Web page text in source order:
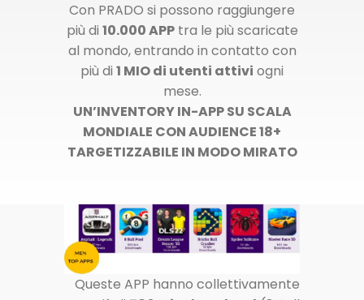
Con PRADO si possono raggiungere
più di 10.000 APPtra le più scaricate
al mondo, entrando in contatto con
più di 1 MIO di utenti attivi ogni
mese.
UN’INVENTORY IN-APP SU SCALA
MONDIALE CON AUDIENCE 18+
TARGETIZZABILE IN MODO MIRATO
Queste APP hanno collettivamente